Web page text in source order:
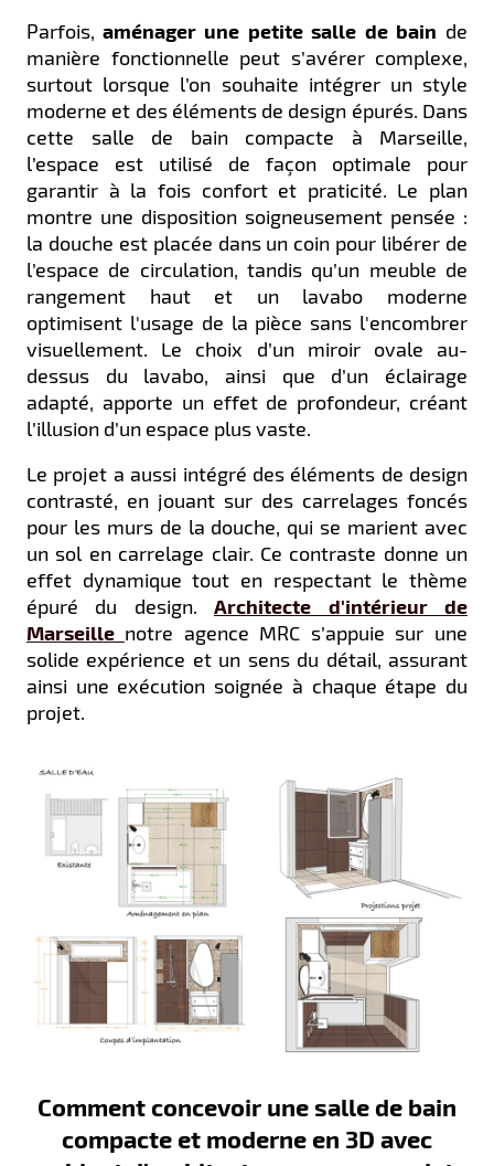
Parfois, aménager une petite salle de bain de
manière fonctionnelle peut s’avérer complexe,
surtout lorsque l’on souhaite intégrer un style
moderne et des éléments de design épurés. Dans
cette salle de bain compacte à Marseille,
l’espace est utilisé de façon optimale pour
garantir à la fois confort et praticité. Le plan
montre une disposition soigneusement pensée :
la douche est placée dans un coin pour libérer de
l’espace de circulation, tandis qu’un meuble de
rangement haut et un lavabo moderne
optimisent l'usage de la pièce sans l'encombrer
visuellement. Le choix d’un miroir ovale au-
dessus du lavabo, ainsi que d’un éclairage
adapté, apporte un effet de profondeur, créant
l’illusion d’un espace plus vaste.
Le projet a aussi intégré des éléments de design
contrasté, en jouant sur des carrelages foncés
pour les murs de la douche, qui se marient avec
un sol en carrelage clair. Ce contraste donne un
effet dynamique tout en respectant le thème
épuré du design. Architecte d'intérieur de
Marseille notre agence MRC s’appuie sur une
solide expérience et un sens du détail, assurant
ainsi une exécution soignée à chaque étape du
projet.
Comment concevoir une salle de bain
compacte et moderne en 3D avec